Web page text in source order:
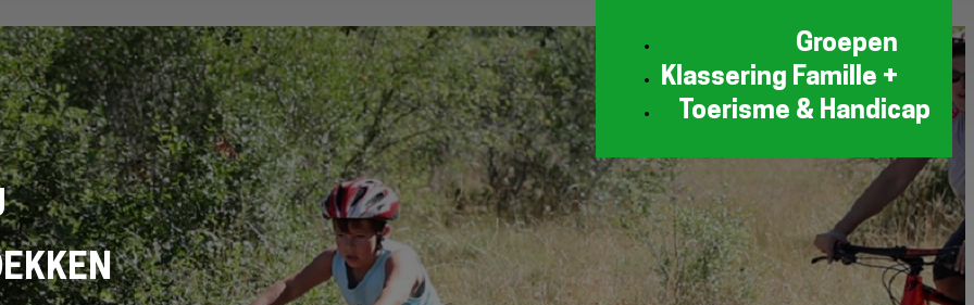
Groepen
Klassering Famille +
Toerisme & Handicap